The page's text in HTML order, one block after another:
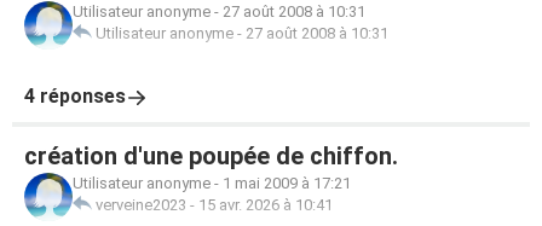
Utilisateur anonyme - 27 août 2008 à 10:31
Utilisateur anonyme - 27 août 2008 à 10:31
4 réponses
création d'une poupée de chiffon.
Utilisateur anonyme - 1 mai 2009 à 17:21
verveine2023 - 15 avr. 2026 à 10:41